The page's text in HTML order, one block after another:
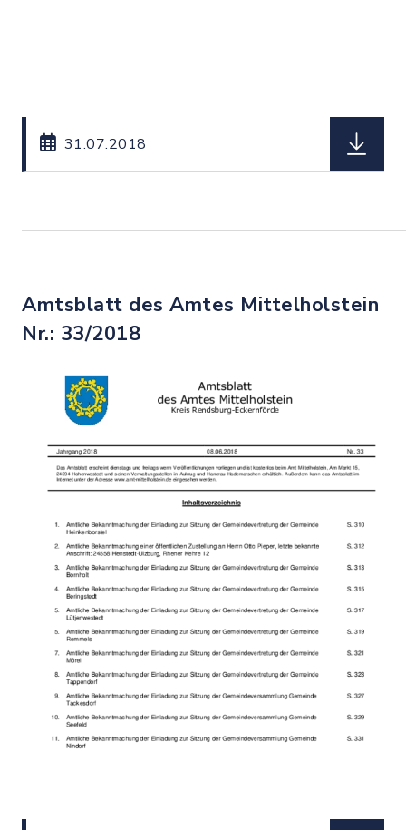
31.07.2018
Amtsblatt des Amtes Mittelholstein
Nr.: 33/2018